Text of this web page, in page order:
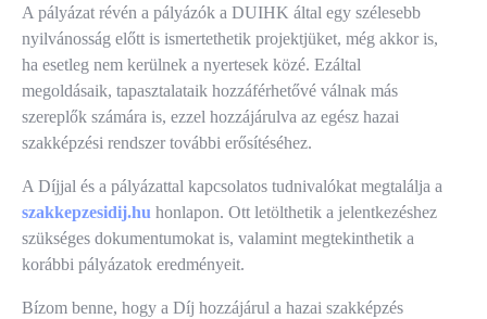
A pályázat révén a pályázók a DUIHK által egy szélesebb
nyilvánosság előtt is ismertethetik projektjüket, még akkor is,
ha esetleg nem kerülnek a nyertesek közé. Ezáltal
megoldásaik, tapasztalataik hozzáférhetővé válnak más
szereplők számára is, ezzel hozzájárulva az egész hazai
szakképzési rendszer további erősítéséhez.
A Díjjal és a pályázattal kapcsolatos tudnivalókat megtalálja a
szakkepzesidij.hu honlapon. Ott letölthetik a jelentkezéshez
szükséges dokumentumokat is, valamint megtekinthetik a
korábbi pályázatok eredményeit.
Bízom benne, hogy a Díj hozzájárul a hazai szakképzés